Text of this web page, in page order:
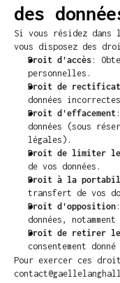
des
Si vous résidez dans
vous disposez des
Droit d'accès :
personnelles.
Droit de
données
Droit d'effacement
données (sous
légales).
Droit de limiter
de vos données.
Droit à la
transfert de vos
Droit d'opposition
données,
Droit de retirer le
consentement
Pour exercer ces